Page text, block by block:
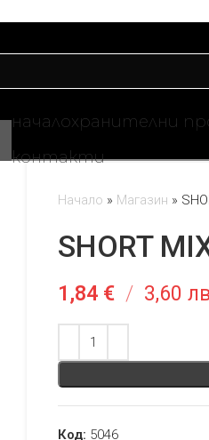
началохранителни
контакти
Начало » Магазин »
SHORT
1,84 € / 3,60 лв
Код: 5046